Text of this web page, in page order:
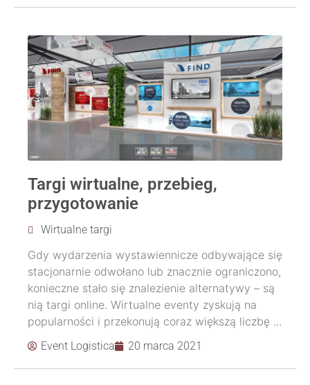
Targi wirtualne, przebieg,
przygotowanie
Wirtualne targi
Gdy wydarzenia wystawiennicze odbywające się
stacjonarnie odwołano lub znacznie ograniczono,
konieczne stało się znalezienie alternatywy – są
nią targi online. Wirtualne eventy zyskują na
popularności i przekonują coraz większą liczbę ...
Event Logistica 20 marca 2021